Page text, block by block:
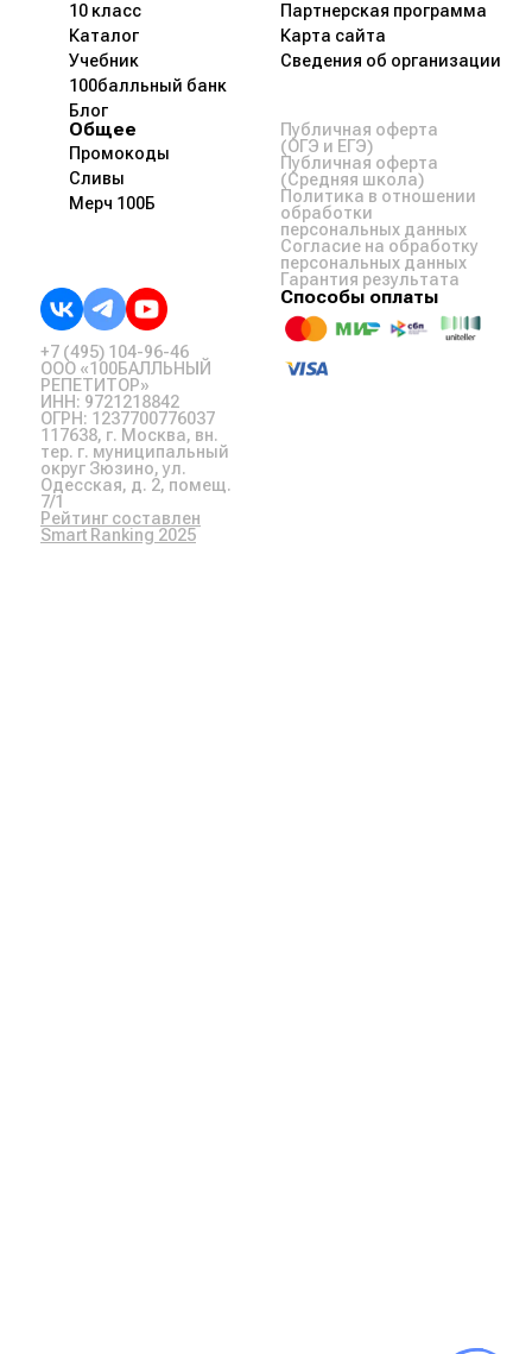
10 класс
Каталог
Учебник
100балльный банк
Блог
Партнерская программа
Карта сайта
Сведения об организации
Общее
Промокоды
Сливы
Мерч 100Б
+7 (495) 104-96-46
ООО «100БАЛЛЬНЫЙ
РЕПЕТИТОР»
ИНН: 9721218842
ОГРН: 1237700776037
117638, г. Москва, вн.
тер. г. муниципальный
округ Зюзино, ул.
Одесская, д. 2, помещ.
7/1
Рейтинг составлен
Smart Ranking 2025
Публичная оферта
(ОГЭ и ЕГЭ)
Публичная оферта
(Средняя школа)
Политика в отношении
обработки
персональных данных
Согласие на обработку
персональных данных
Гарантия результата
Способы оплаты